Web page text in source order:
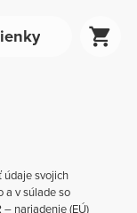
údaje svojich
a v súlade so
nariadenie (EÚ)